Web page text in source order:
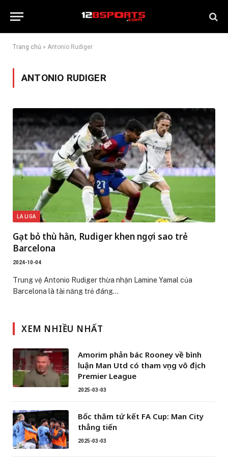
Trang chủ » Antonio Rudiger
ANTONIO RUDIGER
LA LIGA
Gạt bỏ thù hằn, Rudiger khen ngợi sao trẻ
Barcelona
2024-10-04
Trung vệ Antonio Rudiger thừa nhận Lamine Yamal của
Barcelona là tài năng trẻ đáng…
XEM NHIỀU NHẤT
Amorim phản bác Rooney về bình
luận Man Utd có tham vọng vô địch
Premier League
2025-03-03
Bốc thăm tứ kết FA Cup: Man City
thẳng tiến
2025-03-03